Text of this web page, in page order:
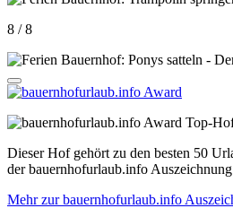
8 / 8
Top-
Dieser Hof gehört zu den besten 50
der bauernhofurlaub.info
Mehr zur bauernhofurlaub.info